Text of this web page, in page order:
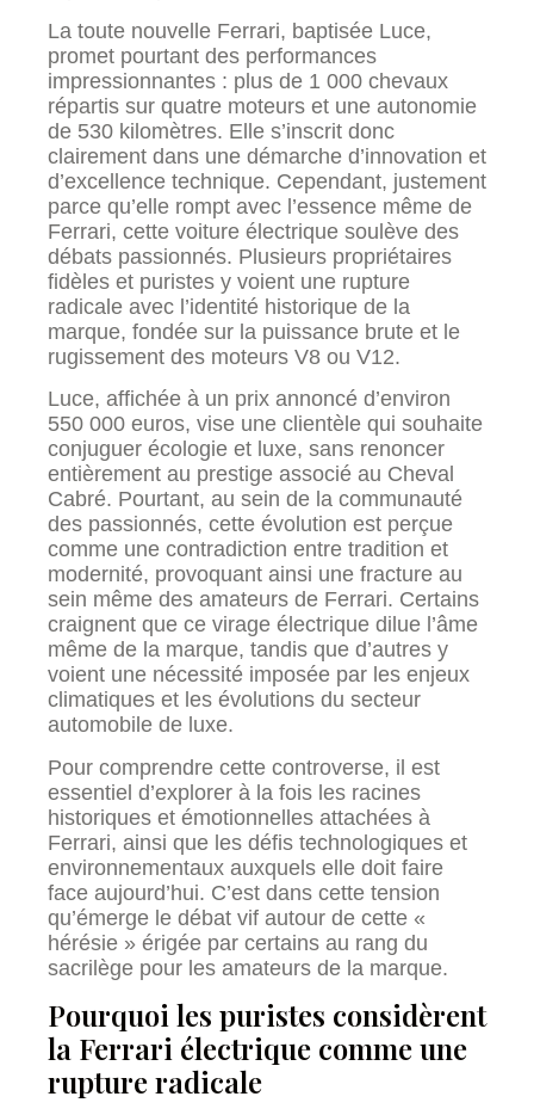
La toute nouvelle Ferrari, baptisée Luce,
promet pourtant des performances
impressionnantes : plus de 1 000 chevaux
répartis sur quatre moteurs et une autonomie
de 530 kilomètres. Elle s’inscrit donc
clairement dans une démarche d’innovation et
d’excellence technique. Cependant, justement
parce qu’elle rompt avec l’essence même de
Ferrari, cette voiture électrique soulève des
débats passionnés. Plusieurs propriétaires
fidèles et puristes y voient une rupture
radicale avec l’identité historique de la
marque, fondée sur la puissance brute et le
rugissement des moteurs V8 ou V12.
Luce, affichée à un prix annoncé d’environ
550 000 euros, vise une clientèle qui souhaite
conjuguer écologie et luxe, sans renoncer
entièrement au prestige associé au Cheval
Cabré. Pourtant, au sein de la communauté
des passionnés, cette évolution est perçue
comme une contradiction entre tradition et
modernité, provoquant ainsi une fracture au
sein même des amateurs de Ferrari. Certains
craignent que ce virage électrique dilue l’âme
même de la marque, tandis que d’autres y
voient une nécessité imposée par les enjeux
climatiques et les évolutions du secteur
automobile de luxe.
Pour comprendre cette controverse, il est
essentiel d’explorer à la fois les racines
historiques et émotionnelles attachées à
Ferrari, ainsi que les défis technologiques et
environnementaux auxquels elle doit faire
face aujourd’hui. C’est dans cette tension
qu’émerge le débat vif autour de cette «
hérésie » érigée par certains au rang du
sacrilège pour les amateurs de la marque.
Pourquoi les puristes considèrent
la Ferrari électrique comme une
rupture radicale